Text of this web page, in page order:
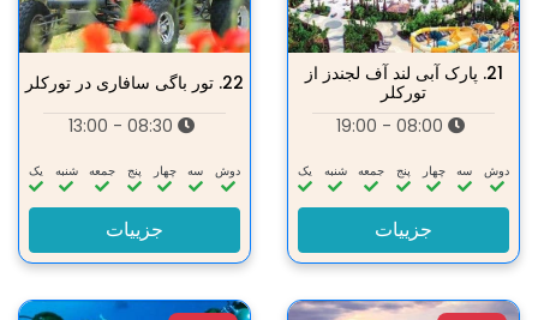
21. پارک آبی لند آف لجندز از
تورکلر
دوش سه‌ چهار پنج جمعه شنبه یک
جزییات
22. تور باگی سافاری در تورکلر
دوش سه‌ چهار پنج جمعه شنبه یک
جزییات